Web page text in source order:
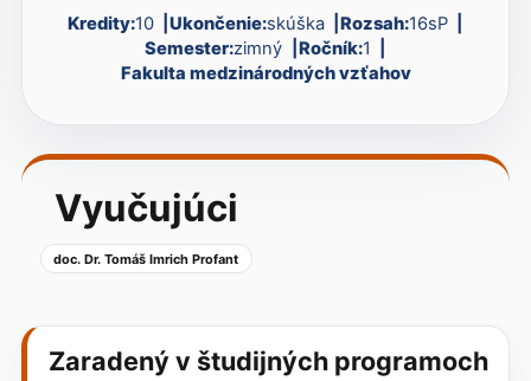
Kredity:10 Ukončenie:skúška Rozsah:16sP
Semester:zimný Ročník:1
Fakulta medzinárodných vzťahov
Vyučujúci
doc. Dr. Tomáš Imrich Profant
Zaradený v študijných programoch